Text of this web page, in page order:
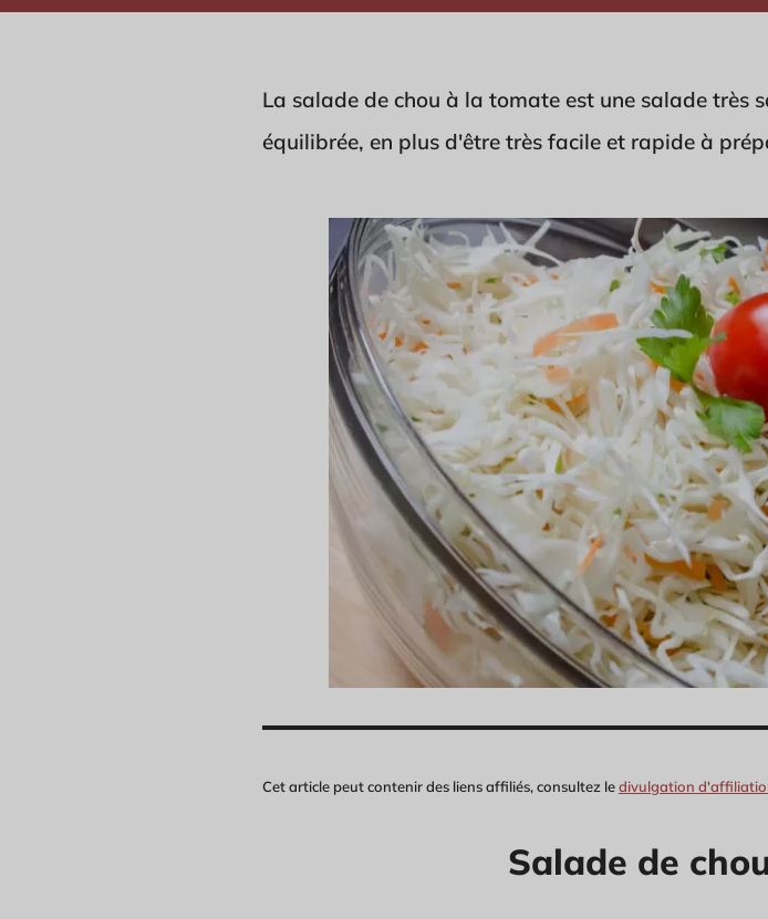
La salade de chou à la tomate est une salade très
équilibrée, en plus d'être très facile et rapide à
Cet article peut contenir des liens affiliés, consultez ledivulgation
Salade de